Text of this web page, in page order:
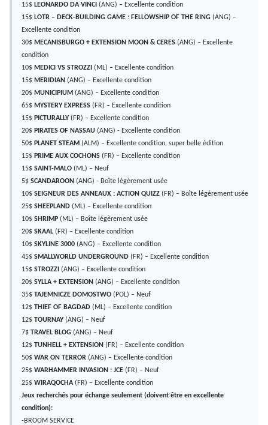
15$ LEONARDO DA VINCI (ANG) – Excellente condition
15$ LOTR – DECK-BUILDING GAME : FELLOWSHIP OF THE RING (ANG) –
Excellente condition
30$ MECANISBURGO + EXTENSION MOON & CERES (ANG) – Excellente
condition
10$ MEDICI VS STROZZI (ML) – Excellente condition
15$ MERIDIAN (ANG) – Excellente condition
20$ MUNICIPIUM (ANG) – Excellente condition
65$ MYSTERY EXPRESS (FR) – Excellente condition
15$ PICTURALLY (FR) – Excellente condition
20$ PIRATES OF NASSAU (ANG) - Excellente condition
50$ PLANET STEAM (ALM) – Excellente condition, super belle édition
15$ PRIME AUX COCHONS (FR) – Excellente condition
15$ SAINT-MALO (ML) – Neuf
5$ SCANDAROON (ANG) - Boîte légèrement usée
10$ SEIGNEUR DES ANNEAUX : ACTION QUIZZ (FR) – Boîte légèrement usée
25$ SHEEPLAND (ML) – Excellente condition
10$ SHRIMP (ML) – Boîte légèrement usée
20$ SKAAL (FR) – Excellente condition
10$ SKYLINE 3000 (ANG) – Excellente condition
45$ SMALLWORLD UNDERGROUND (FR) – Excellente condition
15$ STROZZI (ANG) – Excellente condition
20$ SYLLA + EXTENSION (ANG) – Excellente condition
35$ TAJEMNICZE DOMOSTWO (POL) – Neuf
12$ THIEF OF BAGDAD (ML) – Excellente condition
12$ TOURNAY (ANG) – Neuf
7$ TRAVEL BLOG (ANG) – Neuf
12$ TUNHELL + EXTENSION (FR) – Excellente condition
50$ WAR ON TERROR (ANG) – Excellente condition
25$ WARHAMMER INVASION : JCE (FR) – Neuf
25$ WIRAQOCHA (FR) – Excellente condition
Jeux recherchés pour échange seulement (doivent être en excellente
condition):
-BROOM SERVICE